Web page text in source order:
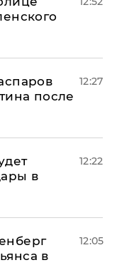
после
12:27
в
12:22
в
12:05